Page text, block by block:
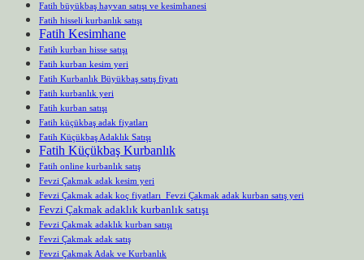
Fatih büyükbaş hayvan satışı ve kesimhanesi
Fatih hisseli kurbanlık satışı
Fatih Kesimhane
Fatih kurban hisse satışı
Fatih kurban kesim yeri
Fatih Kurbanlık Büyükbaş satış fiyatı
Fatih kurbanlık yeri
Fatih kurban satışı
Fatih küçükbaş adak fiyatları
Fatih Küçükbaş Adaklık Satışı
Fatih Küçükbaş Kurbanlık
Fatih online kurbanlık satış
Fevzi Çakmak adak kesim yeri
Fevzi Çakmak adak koç fiyatları Fevzi Çakmak adak kurban satış yeri
Fevzi Çakmak adaklık kurbanlık satışı
Fevzi Çakmak adaklık kurban satışı
Fevzi Çakmak adak satış
Fevzi Çakmak Adak ve Kurbanlık